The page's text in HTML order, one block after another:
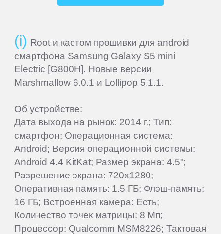
Root и кастом прошивки для android
смартфона Samsung Galaxy S5 mini
Electric [G800H]. Новые версии
Marshmallow 6.0.1 и Lollipop 5.1.1.
Об устройстве:
Дата выхода на рынок: 2014 г.; Тип:
смартфон; Операционная система:
Android; Версия операционной системы:
Android 4.4 KitKat; Размер экрана: 4.5";
Разрешение экрана: 720x1280;
Оперативная память: 1.5 ГБ; Флэш-память:
16 ГБ; Встроенная камера: Есть;
Количество точек матрицы: 8 Мп;
Процессор: Qualcomm MSM8226; Тактовая
GEOFOX
Gigaset
Globex
Globus
Gmini
Goclever